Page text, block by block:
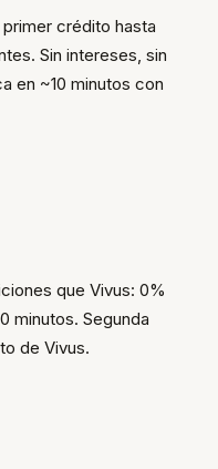
crédito hasta
Sin intereses, sin
en ~10 minutos con
que Vivus: 0%
minutos. Segunda
de Vivus.